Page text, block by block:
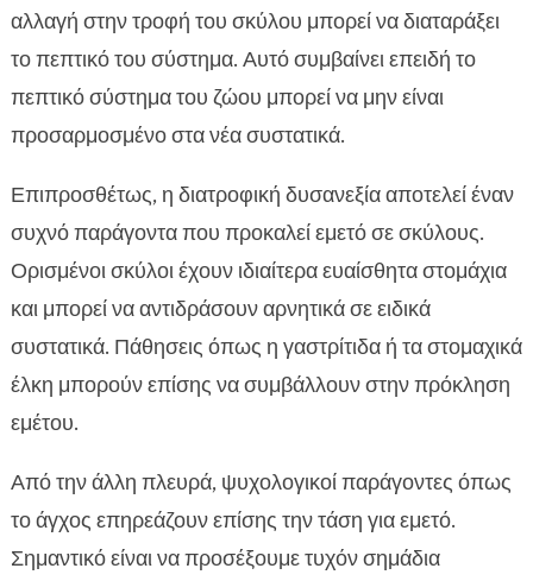
αλλαγή στην τροφή του σκύλου μπορεί να διαταράξει
το πεπτικό του σύστημα. Αυτό συμβαίνει επειδή το
πεπτικό σύστημα του ζώου μπορεί να μην είναι
προσαρμοσμένο στα νέα συστατικά.
Επιπροσθέτως, η διατροφική δυσανεξία αποτελεί έναν
συχνό παράγοντα που προκαλεί εμετό σε σκύλους.
Ορισμένοι σκύλοι έχουν ιδιαίτερα ευαίσθητα στομάχια
και μπορεί να αντιδράσουν αρνητικά σε ειδικά
συστατικά. Πάθησεις όπως η γαστρίτιδα ή τα στομαχικά
έλκη μπορούν επίσης να συμβάλλουν στην πρόκληση
εμέτου.
Από την άλλη πλευρά, ψυχολογικοί παράγοντες όπως
το άγχος επηρεάζουν επίσης την τάση για εμετό.
Σημαντικό είναι να προσέξουμε τυχόν σημάδια